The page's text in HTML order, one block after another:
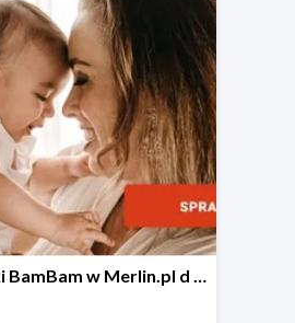
Zabawki BamBam w Merlin.pl d -30%